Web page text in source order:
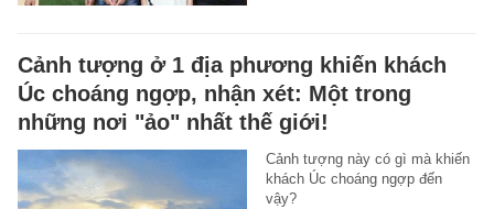
Cảnh tượng ở 1 địa phương khiến khách
Úc choáng ngợp, nhận xét: Một trong
những nơi "ảo" nhất thế giới!
Cảnh tượng này có gì mà khiến
khách Úc choáng ngợp đến
vậy?